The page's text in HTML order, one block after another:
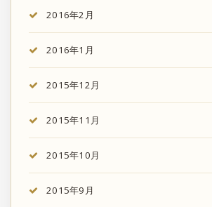
2016年2月
2016年1月
2015年12月
2015年11月
2015年10月
2015年9月